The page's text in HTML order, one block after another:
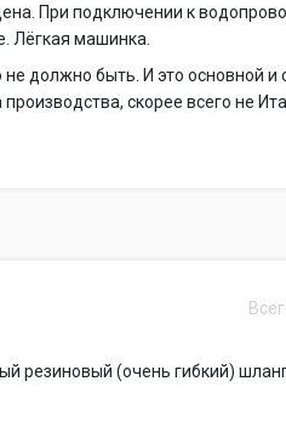
При подключении к
Лёгкая машинка.
не должно быть. И это основной
скорее всего не
резиновый (очень гибкий)